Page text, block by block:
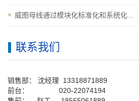
威图母线通过模块化标准化和系统化...
联系我们
销售部： 沈经理 13318871889
前台： 020-22074194